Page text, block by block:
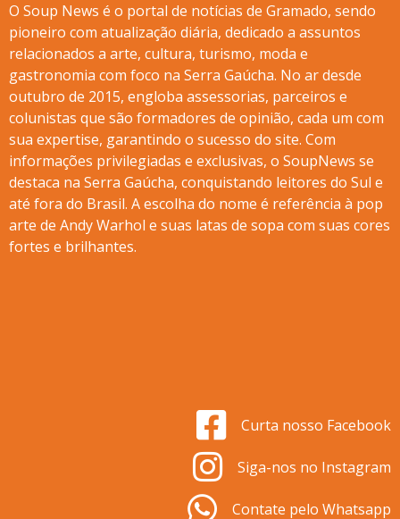
O Soup News é o portal de notícias de Gramado, sendo
pioneiro com atualização diária, dedicado a assuntos
relacionados a arte, cultura, turismo, moda e
gastronomia com foco na Serra Gaúcha. No ar desde
outubro de 2015, engloba assessorias, parceiros e
colunistas que são formadores de opinião, cada um com
sua expertise, garantindo o sucesso do site. Com
informações privilegiadas e exclusivas, o SoupNews se
destaca na Serra Gaúcha, conquistando leitores do Sul e
até fora do Brasil. A escolha do nome é referência à pop
arte de Andy Warhol e suas latas de sopa com suas cores
fortes e brilhantes.
Curta nosso Facebook
Siga-nos no Instagram
Contate pelo Whatsapp